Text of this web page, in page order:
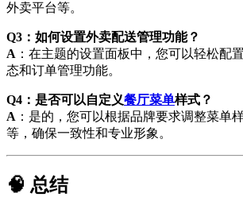
外卖平台等。
Q3：如何设置外卖配送管理功能？
A ：在主题的设置面板中，您可以轻松配
态和订单管理功能。
Q4：是否可以自定义餐厅菜单样式？
A ：是的，您可以根据品牌要求调整菜单
等，确保一致性和专业形象。
🧠 总结